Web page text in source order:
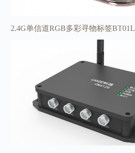
2.4G单信道RGB多彩寻物标签BT01L